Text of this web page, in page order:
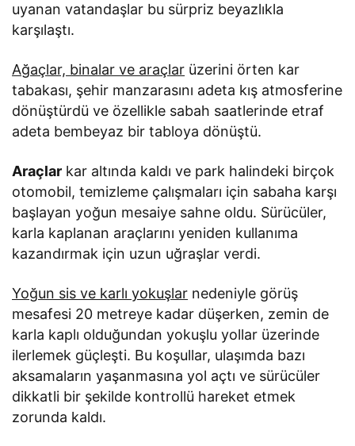
uyanan vatandaşlar bu sürpriz beyazlıkla
karşılaştı.
Ağaçlar, binalar ve araçlar üzerini örten kar
tabakası, şehir manzarasını adeta kış atmosferine
dönüştürdü ve özellikle sabah saatlerinde etraf
adeta bembeyaz bir tabloya dönüştü.
Araçlar kar altında kaldı ve park halindeki birçok
otomobil, temizleme çalışmaları için sabaha karşı
başlayan yoğun mesaiye sahne oldu. Sürücüler,
karla kaplanan araçlarını yeniden kullanıma
kazandırmak için uzun uğraşlar verdi.
Yoğun sis ve karlı yokuşlar nedeniyle görüş
mesafesi 20 metreye kadar düşerken, zemin de
karla kaplı olduğundan yokuşlu yollar üzerinde
ilerlemek güçleşti. Bu koşullar, ulaşımda bazı
aksamaların yaşanmasına yol açtı ve sürücüler
dikkatli bir şekilde kontrollü hareket etmek
zorunda kaldı.